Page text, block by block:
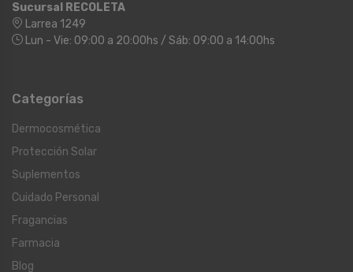
Sucursal RECOLETA
Larrea 1249
Lun - Vie: 09:00 a 20:00hs / Sáb: 09:00 a 14:00hs
Categorías
Dermocosmética
Protección Solar
Suplementos
Cuidado Personal
Fragancias
Farmacia
Blog